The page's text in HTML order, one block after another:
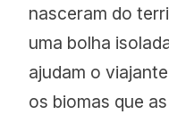
nasceram do
uma bolha
ajudam o
os biomas que